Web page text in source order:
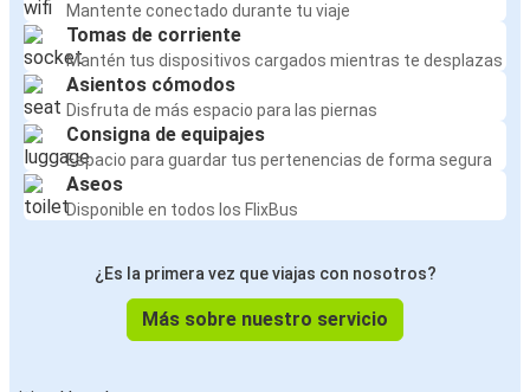
Mantente conectado durante tu viaje
Tomas de corriente
Mantén tus dispositivos cargados mientras te desplazas
Asientos cómodos
Disfruta de más espacio para las piernas
Consigna de equipajes
Espacio para guardar tus pertenencias de forma segura
Aseos
Disponible en todos los FlixBus
¿Es la primera vez que viajas con nosotros?
Más sobre nuestro servicio